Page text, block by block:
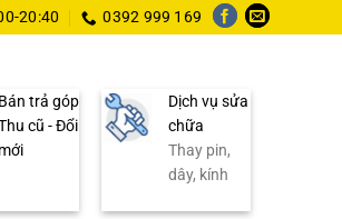
20:40 0392 999 169
Bán trả góp
cũ - Đổi
mới
Dịch vụ sửa
chữa
Thay pin,
dây, kính